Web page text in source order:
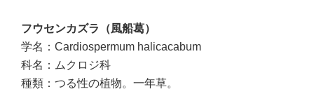
フウセンカズラ（風船葛）
学名：Cardiospermum halicacabum
科名：ムクロジ科
種類：つる性の植物。一年草。